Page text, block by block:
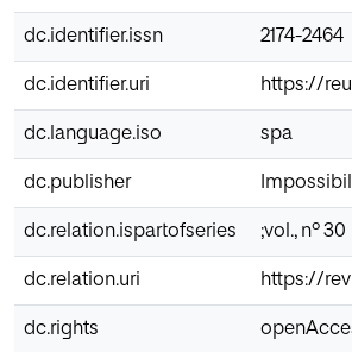
dc.identifier.issn 2174-2464
dc.identifier.uri https://
dc.language.iso spa
dc.publisher
dc.relation.ispartofseries ;vol., nº 30
dc.relation.uri https://
dc.rights